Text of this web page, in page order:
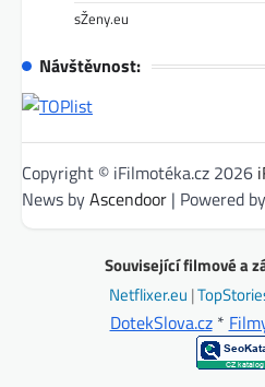
sŽeny.eu
Návštěvnost:
Copyright © iFilmotéka.cz 2026
News byAscendoor | Powered by
Související filmové a
Netflixer.eu |
DotekSlova.cz*